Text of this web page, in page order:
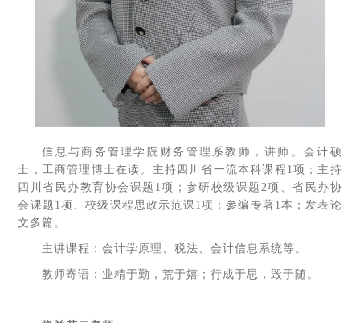
信息与商务管理学院财务管理系教师，讲师。会计硕
士，工商管理博士在读。主持四川省一流本科课程1项；主持
四川省民办教育协会课题1项；参研校级课题2项、省民办协
会课题1项、校级课程思政示范课1项；参编专著1本；发表论
文多篇。
主讲课程：会计学原理、税法、会计信息系统等。
教师寄语：业精于勤，荒于嬉；行成于思，毁于随。